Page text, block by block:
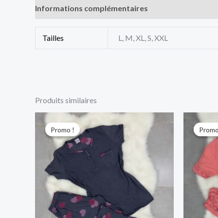
Informations complémentaires
Tailles L, M, XL, S, XXL
Produits similaires
Promo !
Promo !
Le
prix
initial
était :
prix
actuel
est :